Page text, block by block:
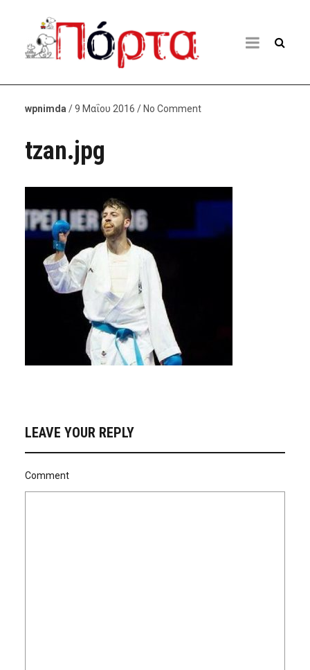
wpnimda / 9 Μαΐου 2016 / No Comment
tzan.jpg
LEAVE YOUR REPLY
Comment